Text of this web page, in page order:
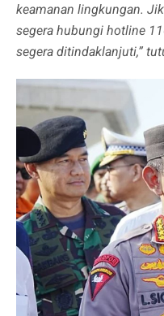
keamanan lingkungan.
segera hubungi hotline
segera ditindaklanjuti,”